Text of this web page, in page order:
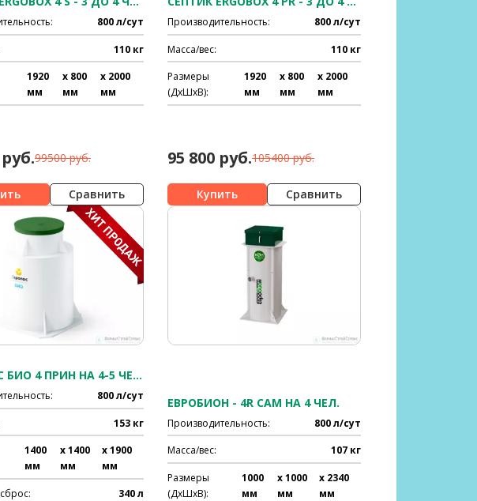
800 л/сут
110 кг
1920
мм
x 800
мм
x 2000
мм
99500 руб.
Сравнить
Производительность: 800 л/сут
Масса/вес: 110 кг
Размеры
(ДхШхВ):
1920
мм
x 800
мм
x 2000
мм
95 800 руб.105400 руб.
Сравнить
ЕВРОЛОС БИО 4 ПРИН НА 4-5 ЧЕЛ.
800 л/сут
153 кг
1400
мм
x 1400
мм
x 1900
мм
340 л
ЕВРОБИОН - 4R САМ НА 4 ЧЕЛ.
Производительность: 800 л/сут
Масса/вес: 107 кг
Размеры
(ДхШхВ):
1000
мм
x 1000
мм
x 2340
мм